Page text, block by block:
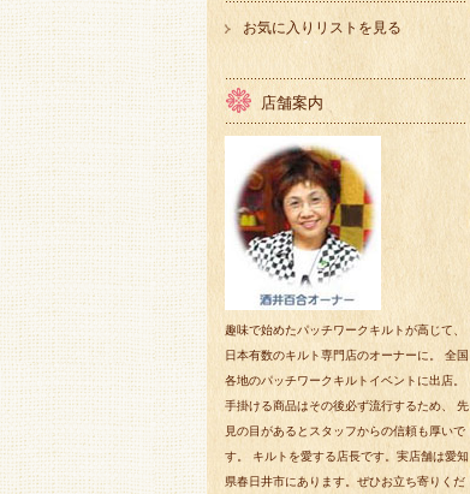
お気に入りリストを見る
店舗案内
趣味で始めたパッチワークキルトが高じて、
日本有数のキルト専門店のオーナーに。 全国
各地のパッチワークキルトイベントに出店。
手掛ける商品はその後必ず流行するため、 先
見の目があるとスタッフからの信頼も厚いで
す。 キルトを愛する店長です。実店舗は愛知
県春日井市にあります。ぜひお立ち寄りくだ